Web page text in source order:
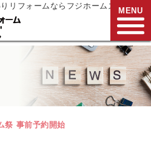
リフォームならフジホームズ
でご相談
272-833
～17:00水曜日定休
MENU
祭 事前予約開始